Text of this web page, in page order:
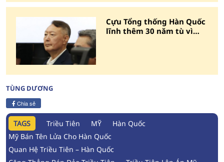
Cựu Tổng thống Hàn Quốc
lĩnh thêm 30 năm tù vì
TÙNG DƯƠNG
Chia sẻ
TAGS Triều Tiên MỸ
Hàn Quốc
Mỹ Bán Tên Lửa Cho Hàn Quốc
Quan Hệ Triều Tiên – Hàn Quốc